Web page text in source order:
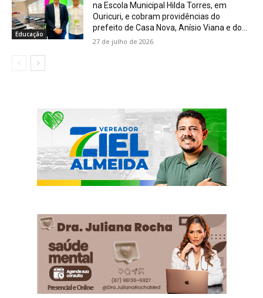
Educação
na Escola Municipal Hilda Torres, em
Ouricuri, e cobram providências do
prefeito de Casa Nova, Anísio Viana e do...
27 de julho de 2026